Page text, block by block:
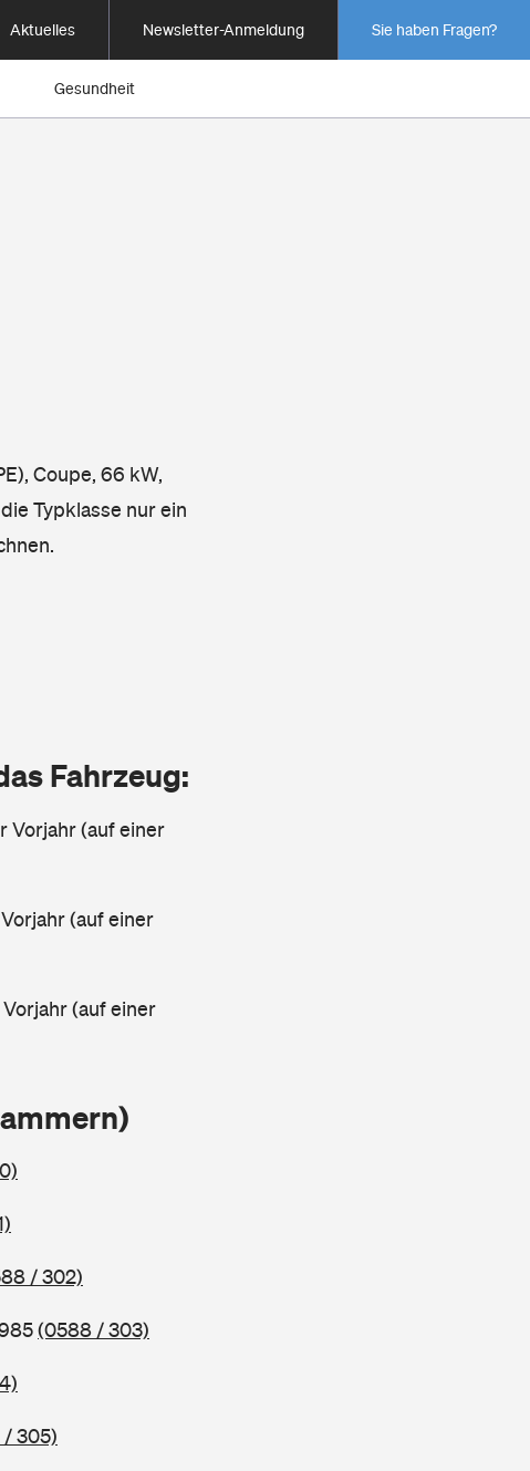
Aktuelles Newsletter-Anmeldung Sie haben Fragen?
Gesundheit
Coupe, 66 kW,
Typklasse nur ein
Fahrzeug:
Vorjahr (auf einer
(auf einer
(auf einer
/ 302)
(0588 / 303)
305)